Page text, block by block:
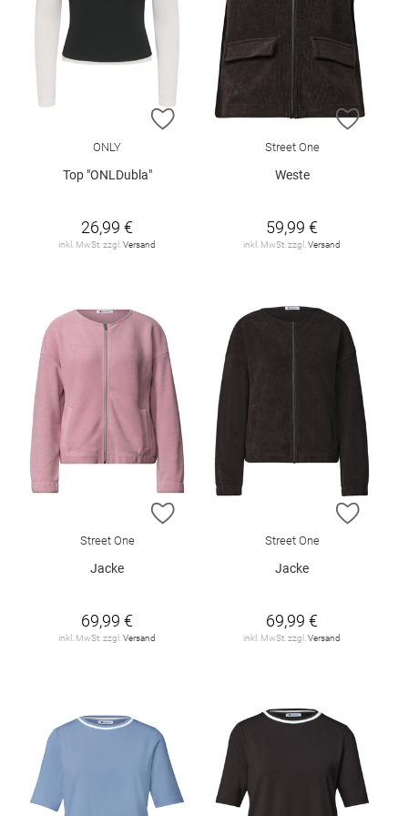
ZUR WUNSCHLISTE HINZUFÜGEN
ONLY
Top "ONLDubla"
26,99 €
inkl. MwSt. zzgl. Versand
ZUR
Street One
Weste
59,99 €
inkl. MwSt. zzgl. Versand
ZUR WUNSCHLISTE HINZUFÜGEN
Street One
Jacke
69,99 €
inkl. MwSt. zzgl.Versand
ZUR
Street One
Jacke
69,99 €
inkl. MwSt. zzgl.Versand